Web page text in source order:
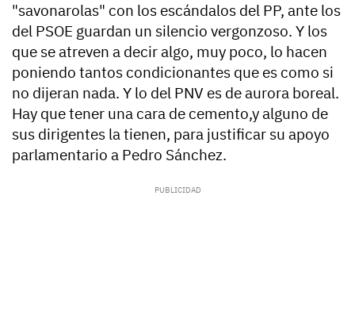
"savonarolas" con los escándalos del PP, ante los
del PSOE guardan un silencio vergonzoso. Y los
que se atreven a decir algo, muy poco, lo hacen
poniendo tantos condicionantes que es como si
no dijeran nada. Y lo del PNV es de aurora boreal.
Hay que tener una cara de cemento,y alguno de
sus dirigentes la tienen, para justificar su apoyo
parlamentario a Pedro Sánchez.